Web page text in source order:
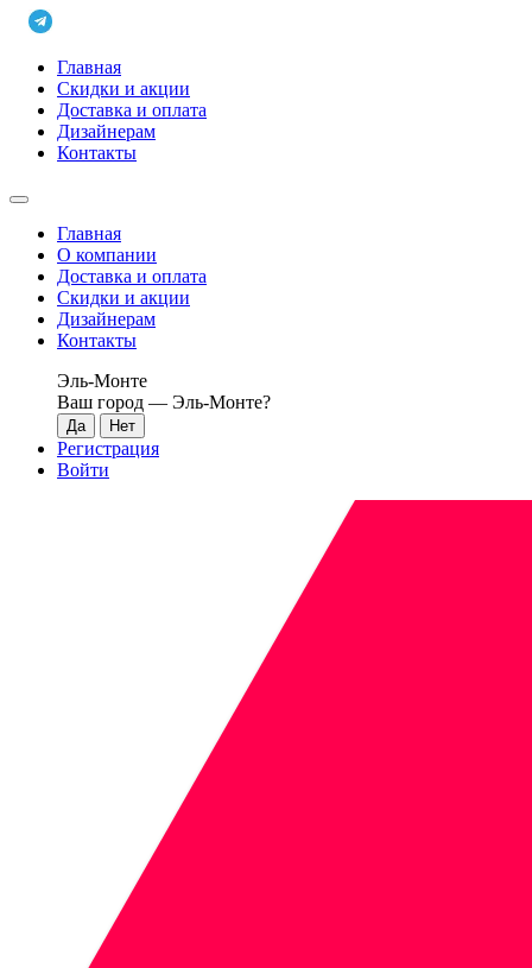
Главная
Скидки и акции
Доставка и оплата
Дизайнерам
Контакты
Главная
О компании
Доставка и оплата
Скидки и акции
Дизайнерам
Контакты
Эль-Монте
Ваш город — Эль-Монте?
Регистрация
Войти